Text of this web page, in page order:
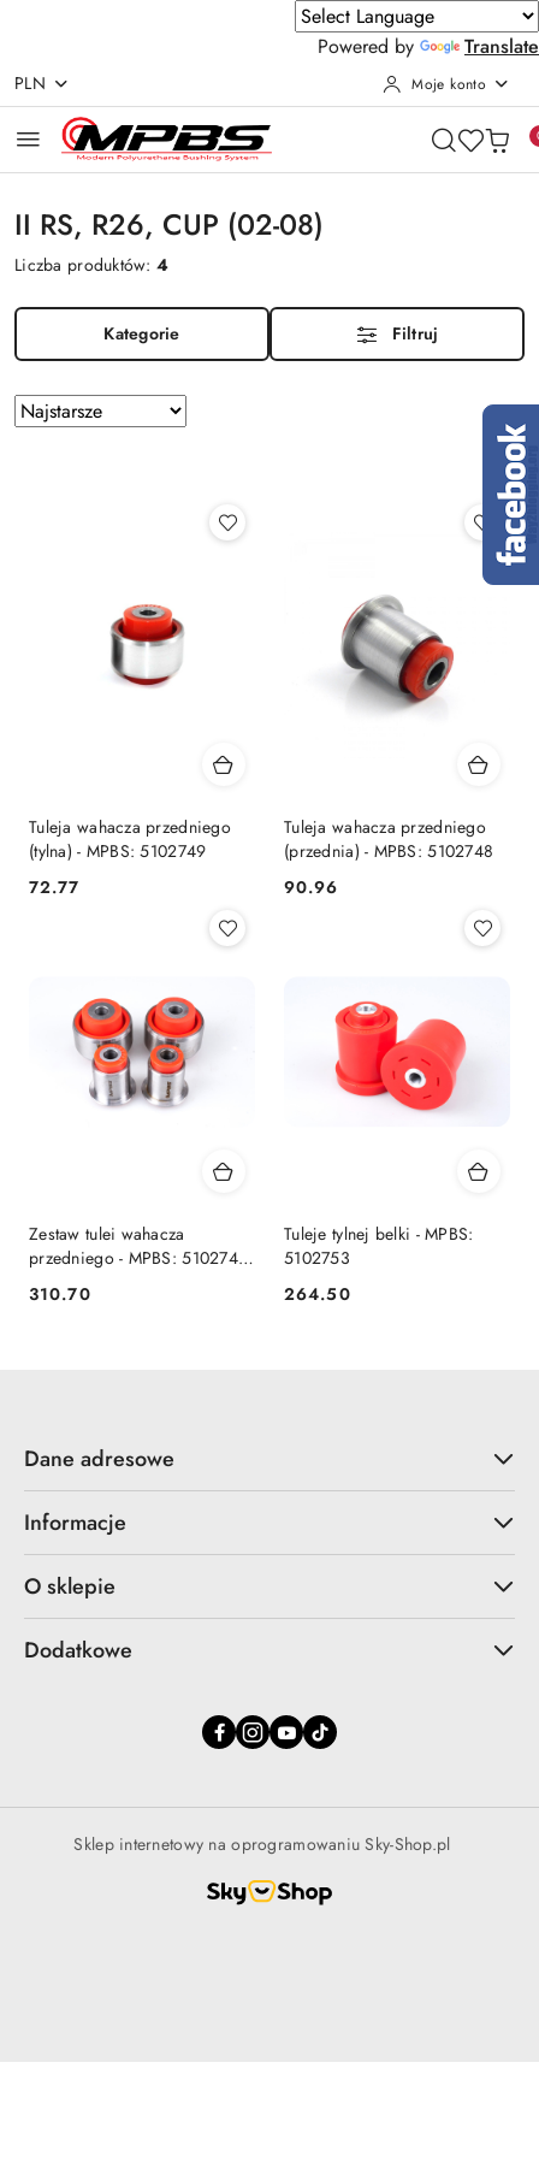
Powered by
Translate
Przejdź do treści głównej
Przejdź do wyszukiwarki
Przejdź do moje konto
Przejdź do menu głównego
Przejdź do stopki
PLN Moje konto
II RS, R26, CUP (02-08)
Liczba produktów:4
Kategorie Filtruj
Zastosowano
sortowanie:
Sortuj
według
Tuleja wahacza przedniego
(tylna) - MPBS: 5102749
Cena:
72.77
Tuleja wahacza przedniego
(przednia) - MPBS: 5102748
Cena:
90.96
Zestaw tulei wahacza
przedniego - MPBS: 5102748-
Cena:
310.70
Tuleje tylnej belki - MPBS:
5102753
Cena:
264.50
Dane adresowe
Informacje
O sklepie
Dodatkowe
Sklep internetowy na oprogramowaniu Sky-Shop.pl